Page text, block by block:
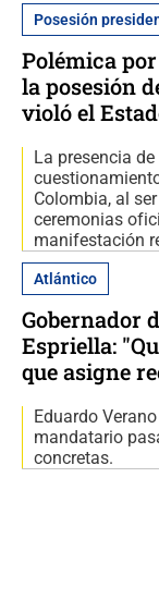
Posesión
Polémica
la posesión
violó el
La presencia
Colombia, al
ceremonias
manifestación
Atlántico
Gobernador
Espriella:
que asigne
Eduardo
mandatario
concretas.